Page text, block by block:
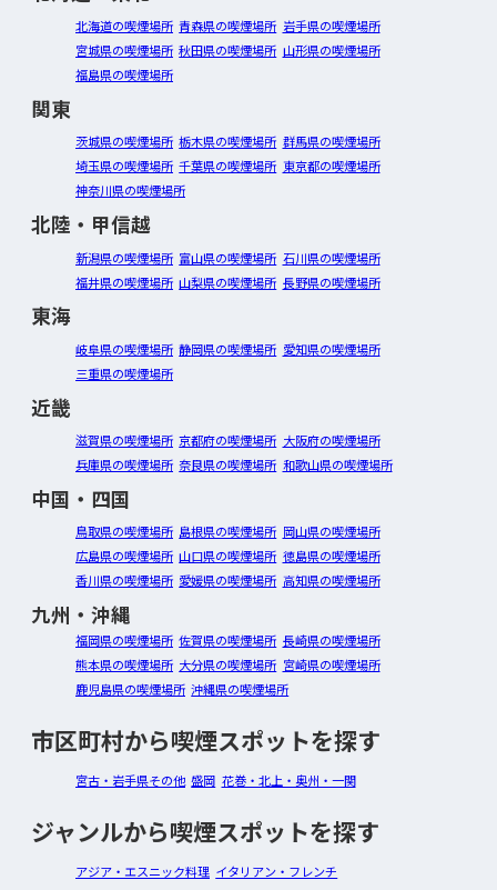
北海道の喫煙場所 青森県の喫煙場所 岩手県の喫煙場所
宮城県の喫煙場所 秋田県の喫煙場所 山形県の喫煙場所
福島県の喫煙場所
関東
茨城県の喫煙場所 栃木県の喫煙場所 群馬県の喫煙場所
埼玉県の喫煙場所 千葉県の喫煙場所 東京都の喫煙場所
神奈川県の喫煙場所
北陸・甲信越
新潟県の喫煙場所 富山県の喫煙場所 石川県の喫煙場所
福井県の喫煙場所 山梨県の喫煙場所 長野県の喫煙場所
東海
岐阜県の喫煙場所 静岡県の喫煙場所 愛知県の喫煙場所
三重県の喫煙場所
近畿
滋賀県の喫煙場所 京都府の喫煙場所 大阪府の喫煙場所
兵庫県の喫煙場所 奈良県の喫煙場所 和歌山県の喫煙場所
中国・四国
鳥取県の喫煙場所 島根県の喫煙場所 岡山県の喫煙場所
広島県の喫煙場所 山口県の喫煙場所 徳島県の喫煙場所
香川県の喫煙場所 愛媛県の喫煙場所 高知県の喫煙場所
九州・沖縄
福岡県の喫煙場所 佐賀県の喫煙場所 長崎県の喫煙場所
熊本県の喫煙場所 大分県の喫煙場所 宮崎県の喫煙場所
鹿児島県の喫煙場所 沖縄県の喫煙場所
市区町村から喫煙スポットを探す
宮古・岩手県その他 盛岡 花巻・北上・奥州・一関
ジャンルから喫煙スポットを探す
アジア・エスニック料理 イタリアン・フレンチ